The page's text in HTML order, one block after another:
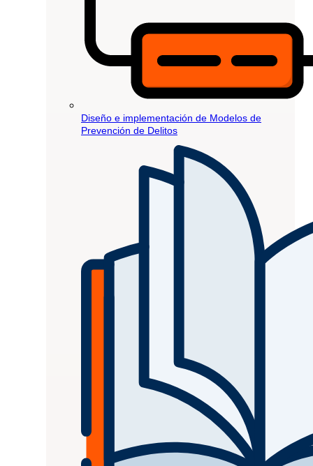
Diseño e implementación de Modelos de
Prevención de Delitos